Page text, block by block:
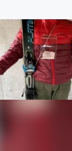
アート
テクノ
映像・
まち